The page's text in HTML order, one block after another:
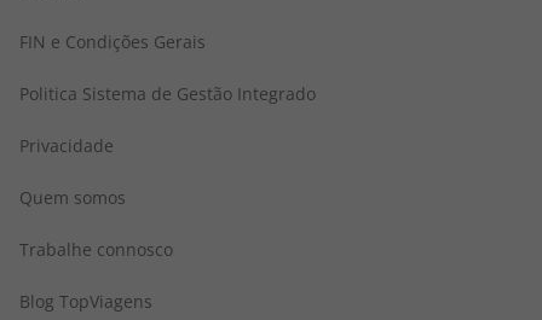
FIN e Condições Gerais
Politica Sistema de Gestão Integrado
Privacidade
Quem somos
Trabalhe connosco
Blog TopViagens